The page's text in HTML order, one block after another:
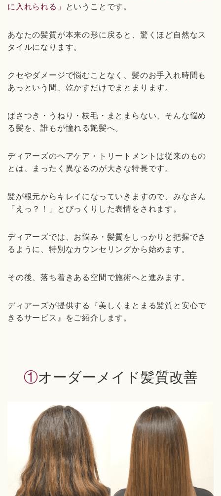
に入れられる」
ということです。
あなたの髪質が本来の形に戻ると、驚くほど自然なス
タイルになります。
クセやダメージで悩むことなく、髪のお手入れ時間も
あっという間、乾かすだけでまとまります。
ぱさつき・うねり・枝毛・まとまらない、そんな悩め
る髪を、誰もが憧れる艶髪へ。
ディアーズのヘアケア・トリートメントは従来のもの
とは、まったく異なるのが大きな特長です。
髪が根元からキレイになっていきますので、みなさん
「えっ？！」とびっくりした表情をされます。
ディアーズでは、お悩み・髪質をしっかりと把握でき
るように、特別なカウンセリングから始めます。
その後、落ち着きある空間で施術へと進みます。
ディアーズが提供する『美しくまとまる髪質と安心で
きるサービス』をご紹介します。
①オーダーメイド髪質改善